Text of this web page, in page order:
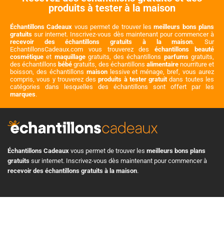
produits à tester à la maison
Échantillons Cadeaux vous permet de trouver lesmeilleurs bons plans
gratuits sur internet. Inscrivez-vous dès maintenant pour commencer à
recevoir des échantillons gratuits à la maison. Sur
EchantillonsCadeaux.com vous trouverez deséchantillons beauté
cosmétique et maquillagegratuits, des échantillons parfumsgratuits,
des échantillons bébé gratuits, des échantillons alimentairenourriture et
boisson, des échantillons maisonlessive et ménage, bref, vous aurez
compris, vous y trouverez desproduits à tester gratuit dans toutes les
catégories dans lesquelles des échantillons sont offert par les
marques.
Échantillons Cadeaux vous permet de trouver les meilleurs bons plans
gratuits sur internet. Inscrivez-vous dès maintenant pour commencer à
recevoir des échantillons gratuits à la maison.